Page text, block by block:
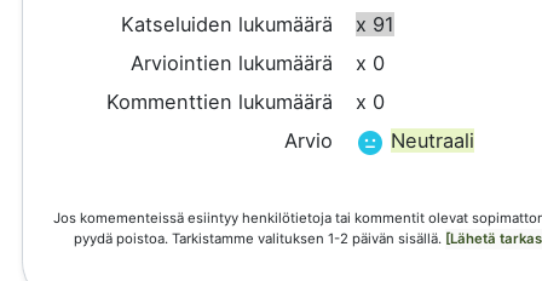
Katseluiden lukumäärä
x 91
Arviointien lukumäärä
x 0
Kommenttien lukumäärä
x 0
Arvio
Neutraali
Jos komementeissä esiintyy henkilötietoja tai kommentit olevat
pyydä poistoa. Tarkistamme valituksen 1-2 päivän sisällä. [Lähetä